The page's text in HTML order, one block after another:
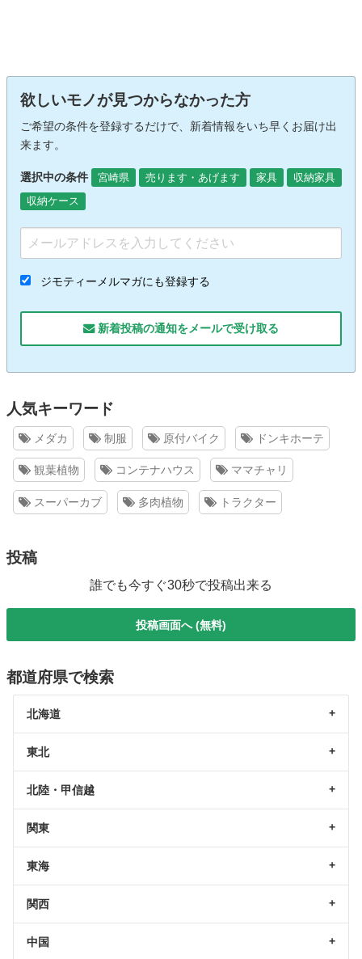
欲しいモノが見つからなかった方
ご希望の条件を登録するだけで、新着情報をいち早くお届け出
来ます。
選択中の条件 宮崎県 売ります・あげます 家具
収納家具
収納ケース
ジモティーメルマガにも登録する
新着投稿の通知をメールで受け取る
人気キーワード
メダカ 制服 原付バイク ドンキホーテ
観葉植物 コンテナハウス ママチャリ
スーパーカブ 多肉植物 トラクター
投稿
誰でも今すぐ30秒で投稿出来る
投稿画面へ (無料)
都道府県で検索
北海道
東北
北陸・甲信越
関東
東海
関西
中国